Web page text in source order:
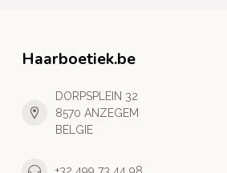
Haarboetiek.be
DORPSPLEIN 32
8570 ANZEGEM
BELGIE